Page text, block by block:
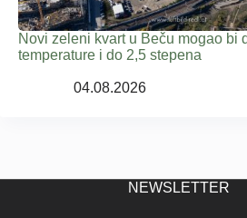
Novi zeleni kvart u Beču mogao bi
temperature i do 2,5 stepena
04.08.2026
NEWSLETTER